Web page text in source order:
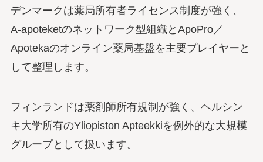
デンマークは薬局所有者ライセンス制度が強く、
A-apoteketのネットワーク型組織とApoPro／
Apotekaのオンライン薬局基盤を主要プレイヤーと
して整理します。
フィンランドは薬剤師所有規制が強く、ヘルシン
キ大学所有のYliopiston Apteekkiを例外的な大規模
グループとして扱います。